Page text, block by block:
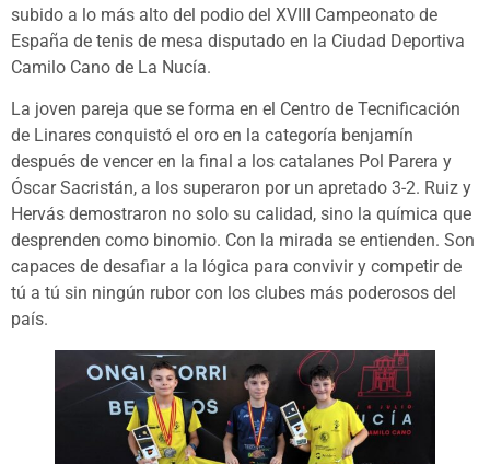
subido a lo más alto del podio del XVIII Campeonato de
España de tenis de mesa disputado en la Ciudad Deportiva
Camilo Cano de La Nucía.
La joven pareja que se forma en el Centro de Tecnificación
de Linares conquistó el oro en la categoría benjamín
después de vencer en la final a los catalanes Pol Parera y
Óscar Sacristán, a los superaron por un apretado 3-2. Ruiz y
Hervás demostraron no solo su calidad, sino la química que
desprenden como binomio. Con la mirada se entienden. Son
capaces de desafiar a la lógica para convivir y competir de
tú a tú sin ningún rubor con los clubes más poderosos del
país.